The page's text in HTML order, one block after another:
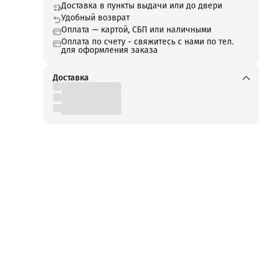
Доставка в пункты выдачи или до двери
Удобный возврат
Оплата — картой, СБП или наличными
Оплата по счету - свяжитесь с нами по тел.
для оформления заказа
Доставка